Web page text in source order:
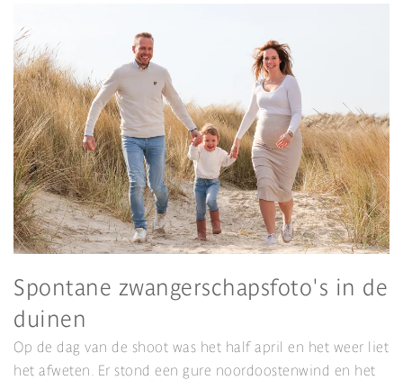
Spontane zwangerschapsfoto's in de
duinen
Op de dag van de shoot was het half april en het weer liet
het afweten. Er stond een gure noordoostenwind en het